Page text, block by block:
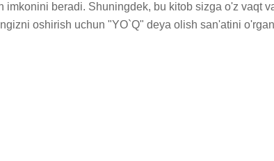
beradi. Shuningdek, bu kitob sizga o'z vaqt
oshirish uchun "YO`Q" deya olish san'atini